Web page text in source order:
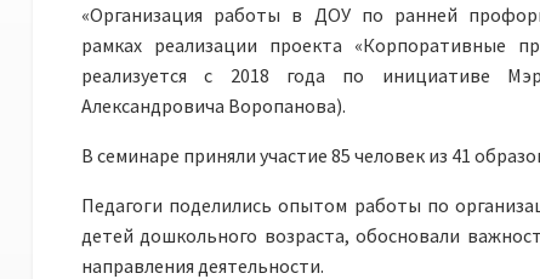
«Организация работы в ДОУ по ранней
рамках реализации проекта «Корпоративные
реализуется с 2018 года по инициативе
Александровича Воропанова).
В семинаре приняли участие 85 человек из 41
Педагоги поделились опытом работы по
детей дошкольного возраста, обосновали
направления деятельности.